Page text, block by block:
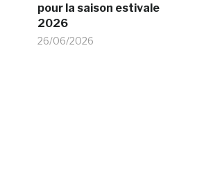
pour la saison estivale
2026
26/06/2026